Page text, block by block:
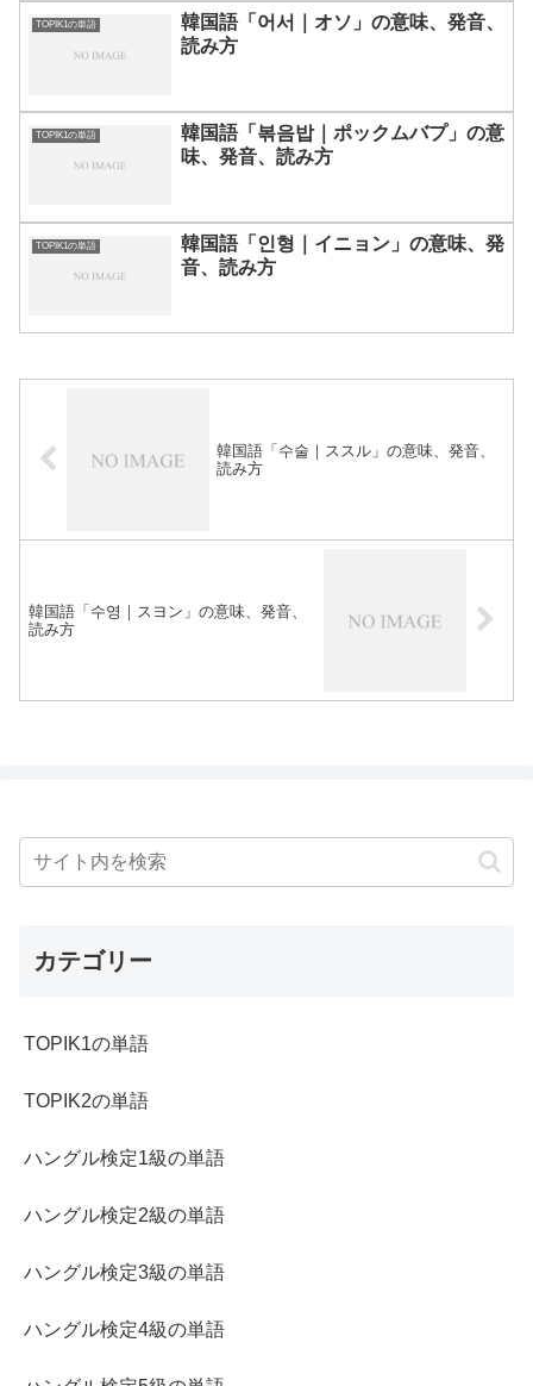
TOPIK1の単語
韓国語「어서｜オソ」の意味、発音、
読み方
TOPIK1の単語
韓国語「볶음밥｜ポックムバプ」の意
味、発音、読み方
TOPIK1の単語
韓国語「인형｜イニョン」の意味、発
音、読み方
韓国語「수술｜ススル」の意味、発音、
読み方
韓国語「수영｜スヨン」の意味、発音、
読み方
カテゴリー
TOPIK1の単語
TOPIK2の単語
ハングル検定1級の単語
ハングル検定2級の単語
ハングル検定3級の単語
ハングル検定4級の単語